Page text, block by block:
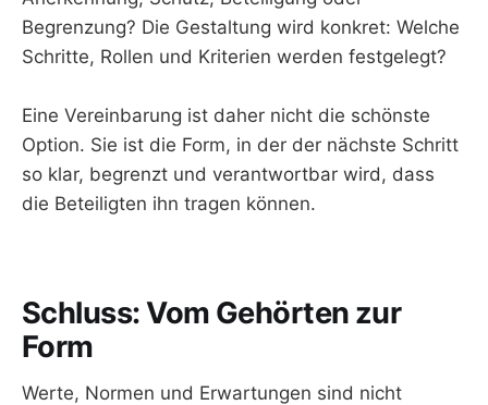
Begrenzung? Die Gestaltung wird konkret: Welche
Schritte, Rollen und Kriterien werden festgelegt?
Eine Vereinbarung ist daher nicht die schönste
Option. Sie ist die Form, in der der nächste Schritt
so klar, begrenzt und verantwortbar wird, dass
die Beteiligten ihn tragen können.
Schluss: Vom Gehörten zur
Form
Werte, Normen und Erwartungen sind nicht